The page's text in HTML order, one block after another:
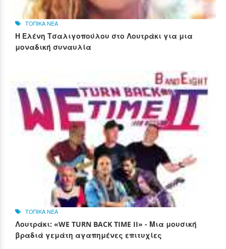
ΤΟΠΙΚΑ ΝΕΑ
Η Ελένη Τσαλιγοπούλου στο Λουτράκι για μια
μοναδική συναυλία
ΤΟΠΙΚΑ ΝΕΑ
Λουτράκι: «WE TURN BACK TIME II» - Μια μουσική
βραδιά γεμάτη αγαπημένες επιτυχίες